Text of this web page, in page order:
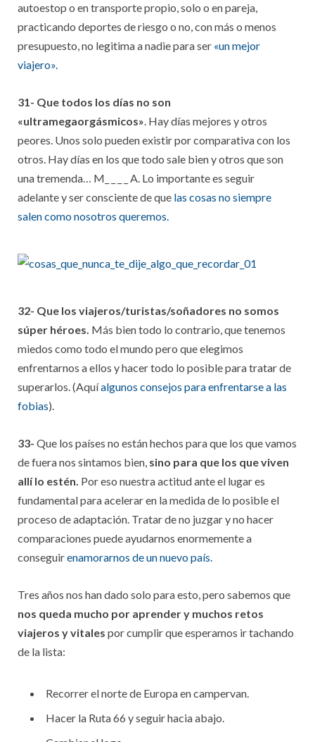
autoestop o en transporte propio, solo o en pareja,
practicando deportes de riesgo o no, con más o menos
presupuesto, no legitima a nadie para ser «un mejor
viajero».
31- Que todos los días no son
«ultramegaorgásmicos». Hay días mejores y otros
peores. Unos solo pueden existir por comparativa con los
otros. Hay días en los que todo sale bien y otros que son
una tremenda… M_ _ _ _ A. Lo importante es seguir
adelante y ser consciente de que las cosas no siempre
salen como nosotros queremos.
32- Que los viajeros/turistas/soñadores no somos
súper héroes. Más bien todo lo contrario, que tenemos
miedos como todo el mundo pero que elegimos
enfrentarnos a ellos y hacer todo lo posible para tratar de
superarlos. (Aquíalgunos consejos para enfrentarse a las
fobias).
33- Que los países no están hechos para que los que vamos
de fuera nos sintamos bien, sino para que los que viven
allí lo estén. Por eso nuestra actitud ante el lugar es
fundamental para acelerar en la medida de lo posible el
proceso de adaptación. Tratar de no juzgar y no hacer
comparaciones puede ayudarnos enormemente a
conseguirenamorarnos de un nuevo país.
Tres años nos han dado solo para esto, pero sabemos que
nos queda mucho por aprender y muchos retos
viajeros y vitales por cumplir que esperamos ir tachando
de la lista:
Recorrer el norte de Europa en campervan.
Hacer la Ruta 66 y seguir hacia abajo.